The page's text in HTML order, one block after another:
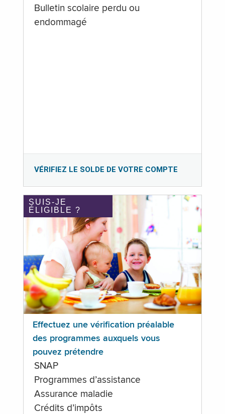
Bulletin scolaire perdu ou
endommagé
VÉRIFIEZ LE SOLDE DE VOTRE COMPTE
SUIS-JE
ÉLIGIBLE ?
Effectuez une vérification préalable
des programmes auxquels vous
pouvez prétendre
SNAP
Programmes d’assistance
Assurance maladie
Crédits d’impôts